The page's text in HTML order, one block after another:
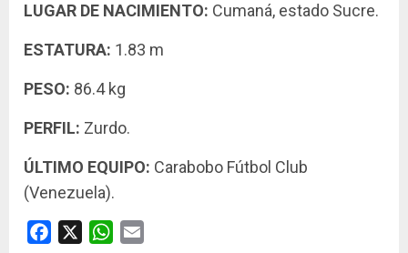
LUGAR DE NACIMIENTO: Cumaná, estado Sucre.
ESTATURA: 1.83 m
PESO: 86.4 kg
PERFIL: Zurdo.
ÚLTIMO EQUIPO: Carabobo Fútbol Club
(Venezuela).
Facebook WhatsApp